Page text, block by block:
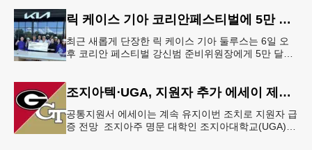
릭 케이스 기아 코리안페스티벌에 5만 달러 후원
최근 새롭게 단장한 릭 케이스 기아 둘루스는 6일 오
후 코리안 페스티벌 강신범 준비위원장에게 5만 달러
조지아텍⋅UGA, 지원자 추가 에세이 제출 폐지
공통지원서 에세이는 계속 유지이번 조치로 지원자 급
증 전망 조지아주 명문 대학인 조지아대학교(UGA)와